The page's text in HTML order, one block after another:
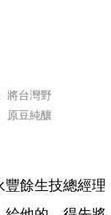
將台灣野
原豆純釀
餘生技總經理